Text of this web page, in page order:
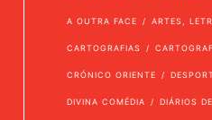
A OUTRA FACE ARTES,
CARTOGRAFIAS
CRÓNICO ORIENTE
DIVINA COMÉDIA DIÁRIOS